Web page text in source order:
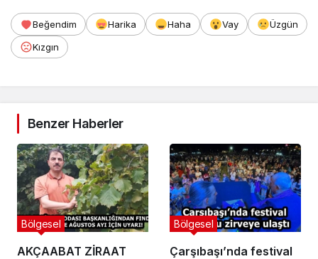
Beğendim Harika Haha Vay
Üzgün
Kızgın
Benzer Haberler
AKÇAABAT ZİRAAT
Bölgesel
Çarşıbaşı’nda festival
Bölgesel